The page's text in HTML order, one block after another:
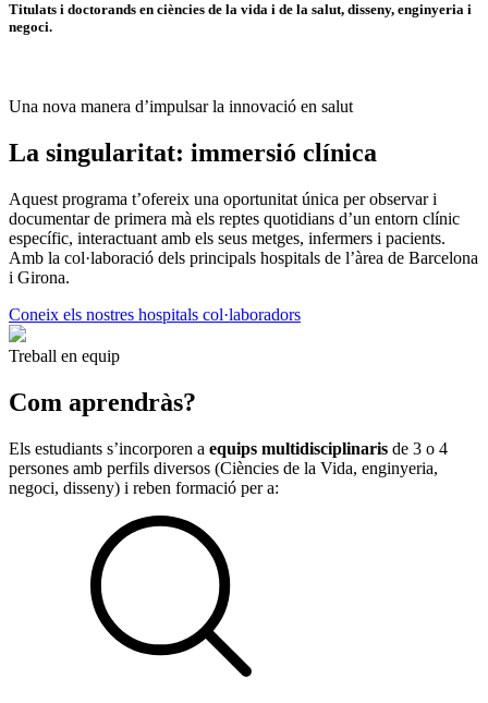
Titulats i doctorands en ciències de la vida i de la salut, disseny, enginyeria i
negoci.
Una nova manera d’impulsar la innovació en salut
La singularitat: immersió clínica
Aquest programa t’ofereix una oportunitat única per observar i
documentar de primera mà els reptes quotidians d’un entorn clínic
específic, interactuant amb els seus metges, infermers i pacients.
Amb la col·laboració dels principals hospitals de l’àrea de Barcelona
i Girona.
Coneix els nostres hospitals col·laboradors
Treball en equip
Com aprendràs?
Els estudiants s’incorporen a equips multidisciplinaris de 3 o 4
persones amb perfils diversos (Ciències de la Vida, enginyeria,
negoci, disseny) i reben formació per a: